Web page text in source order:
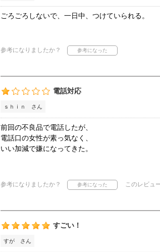
ごろごろしないで、一日中、つけていられる。
参考になりましたか？
電話対応
ｓｈｉｎ さん
前回の不良品で電話したが、
電話口の女性が素っ気なく、
いい加減で嫌になってきた。
参考になりましたか？ このレビュ
すごい！
すが さん